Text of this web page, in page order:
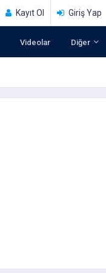
Kayıt Ol Giriş Yap
Videolar Diğer